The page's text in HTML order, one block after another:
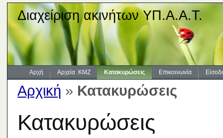
Διαχείριση ακινήτων ΥΠ.Α.Α.Τ.
Αρχή Αρχεία .KMZ Κατακυρώσεις Επικοινωνία
Αρχική » Κατακυρώσεις
Κατακυρώσεις